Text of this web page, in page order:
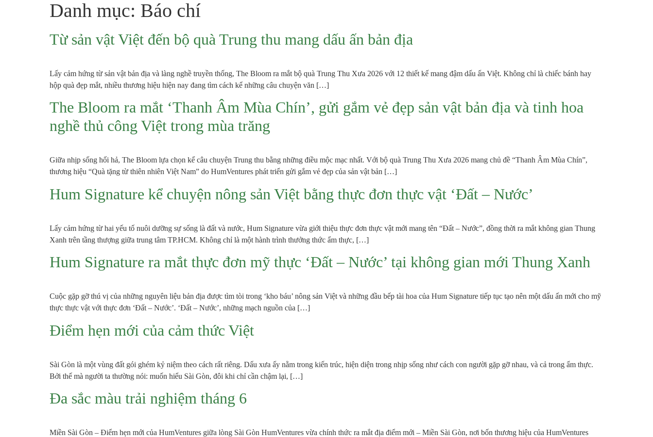
Danh mục: Báo chí
Từ sản vật Việt đến bộ quà Trung thu mang dấu ấn bản địa
Lấy cảm hứng từ sản vật bản địa và làng nghề truyền thống, The Bloom ra mắt bộ quà Trung Thu Xưa 2026 với 12 thiết kế mang đậm dấu ấn Việt. Không chỉ là chiếc bánh hay
hộp quà đẹp mắt, nhiều thương hiệu hiện nay đang tìm cách kể những câu chuyện văn […]
The Bloom ra mắt ‘Thanh Âm Mùa Chín’, gửi gắm vẻ đẹp sản vật bản địa và tinh hoa
nghề thủ công Việt trong mùa trăng
Giữa nhịp sống hối hả, The Bloom lựa chọn kể câu chuyện Trung thu bằng những điều mộc mạc nhất. Với bộ quà Trung Thu Xưa 2026 mang chủ đề “Thanh Âm Mùa Chín”,
thương hiệu “Quà tặng từ thiên nhiên Việt Nam” do HumVentures phát triển gửi gắm vẻ đẹp của sản vật bản […]
Hum Signature kể chuyện nông sản Việt bằng thực đơn thực vật ‘Đất – Nước’
Lấy cảm hứng từ hai yếu tố nuôi dưỡng sự sống là đất và nước, Hum Signature vừa giới thiệu thực đơn thực vật mới mang tên “Đất – Nước”, đồng thời ra mắt không gian Thung
Xanh trên tầng thượng giữa trung tâm TP.HCM. Không chỉ là một hành trình thưởng thức ẩm thực, […]
Hum Signature ra mắt thực đơn mỹ thực ‘Đất – Nước’ tại không gian mới Thung Xanh
Cuộc gặp gỡ thú vị của những nguyên liệu bản địa được tìm tòi trong ‘kho báu’ nông sản Việt và những đầu bếp tài hoa của Hum Signature tiếp tục tạo nên một dấu ấn mới cho mỹ
thực thực vật với thực đơn ‘Đất – Nước’. ‘Đất – Nước’, những mạch nguồn của […]
Điểm hẹn mới của cảm thức Việt
Sài Gòn là một vùng đất gói ghém kỷ niệm theo cách rất riêng. Dấu xưa ấy nằm trong kiến trúc, hiện diện trong nhịp sống như cách con người gặp gỡ nhau, và cả trong ẩm thực.
Bởi thế mà người ta thường nói: muốn hiểu Sài Gòn, đôi khi chỉ cần chậm lại, […]
Đa sắc màu trải nghiệm tháng 6
Miền Sài Gòn – Điểm hẹn mới của HumVentures giữa lòng Sài Gòn HumVentures vừa chính thức ra mắt địa điểm mới – Miền Sài Gòn, nơi bốn thương hiệu của HumVentures